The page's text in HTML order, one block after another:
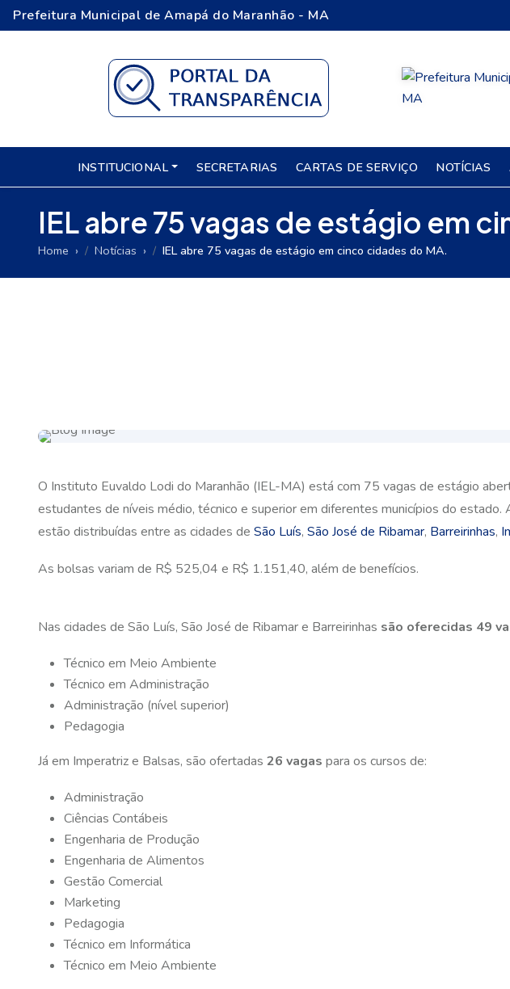
Prefeitura Municipal de Amapá do Maranhão - MA
INSTITUCIONAL SECRETARIAS CARTAS DE SERVIÇO NOTÍCIAS
IEL abre 75 vagas de estágio em
Home Notícias IEL abre 75 vagas de estágio em cinco cidades do MA.
O Instituto Euvaldo Lodi do Maranhão (IEL-MA) está com 75 vagas de estágio
estudantes de níveis médio, técnico e superior em diferentes municípios do estado.
estão distribuídas entre as cidades de São Luís, São José de Ribamar, Barreirinhas,
As bolsas variam de R$ 525,04 e R$ 1.151,40, além de benefícios.
Nas cidades de São Luís, São José de Ribamar e Barreirinhas são oferecidas 49
Técnico em Meio Ambiente
Técnico em Administração
Administração (nível superior)
Pedagogia
Já em Imperatriz e Balsas, são ofertadas 26 vagas para os cursos de:
Administração
Ciências Contábeis
Engenharia de Produção
Engenharia de Alimentos
Gestão Comercial
Marketing
Pedagogia
Técnico em Informática
Técnico em Meio Ambiente